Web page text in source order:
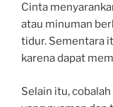
Cinta
atau minuman
tidur. Sementara
karena dapat
Selain itu,